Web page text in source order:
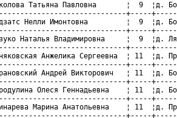
Татьяна Павловна       ¦  9
+-----
Нелли Имонтовна         ¦  9
+-----
Наталья Владимировна     ¦  9
+-----
Анжелика Сергеевна  ¦ 11
+-----
Андрей Викторович   ¦ 11
+-----
Олеся Геннадьевна    ¦ 11
+-----
Марина Анатольевна    ¦ 11
+-----